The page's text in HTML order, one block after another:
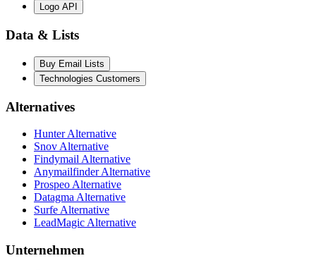
Logo API
Data & Lists
Buy Email Lists
Technologies Customers
Alternatives
Hunter Alternative
Snov Alternative
Findymail Alternative
Anymailfinder Alternative
Prospeo Alternative
Datagma Alternative
Surfe Alternative
LeadMagic Alternative
Unternehmen